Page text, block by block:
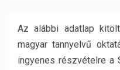
Az alábbi adatlap
magyar tannyelvű
ingyenes részvételre a